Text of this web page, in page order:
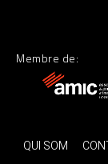
Membre de:
QUI SOM